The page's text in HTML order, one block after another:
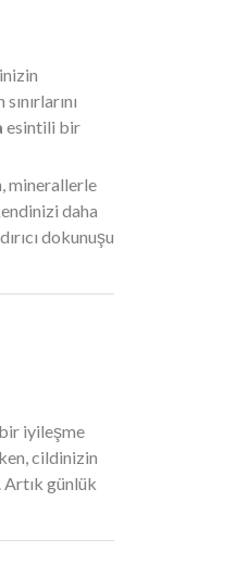
esintili bir
minerallerle
daha
dokunuşu
bir iyileşme
cildinizin
Artık günlük